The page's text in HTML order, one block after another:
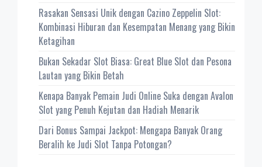
Rasakan Sensasi Unik dengan Cazino Zeppelin Slot:
Kombinasi Hiburan dan Kesempatan Menang yang Bikin
Ketagihan
Bukan Sekadar Slot Biasa: Great Blue Slot dan Pesona
Lautan yang Bikin Betah
Kenapa Banyak Pemain Judi Online Suka dengan Avalon
Slot yang Penuh Kejutan dan Hadiah Menarik
Dari Bonus Sampai Jackpot: Mengapa Banyak Orang
Beralih ke Judi Slot Tanpa Potongan?